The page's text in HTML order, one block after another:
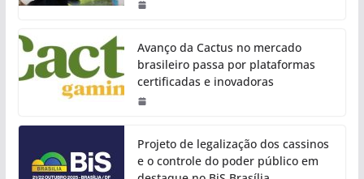
Avanço da Cactus no mercado
brasileiro passa por plataformas
certificadas e inovadoras
Projeto de legalização dos cassinos
e o controle do poder público em